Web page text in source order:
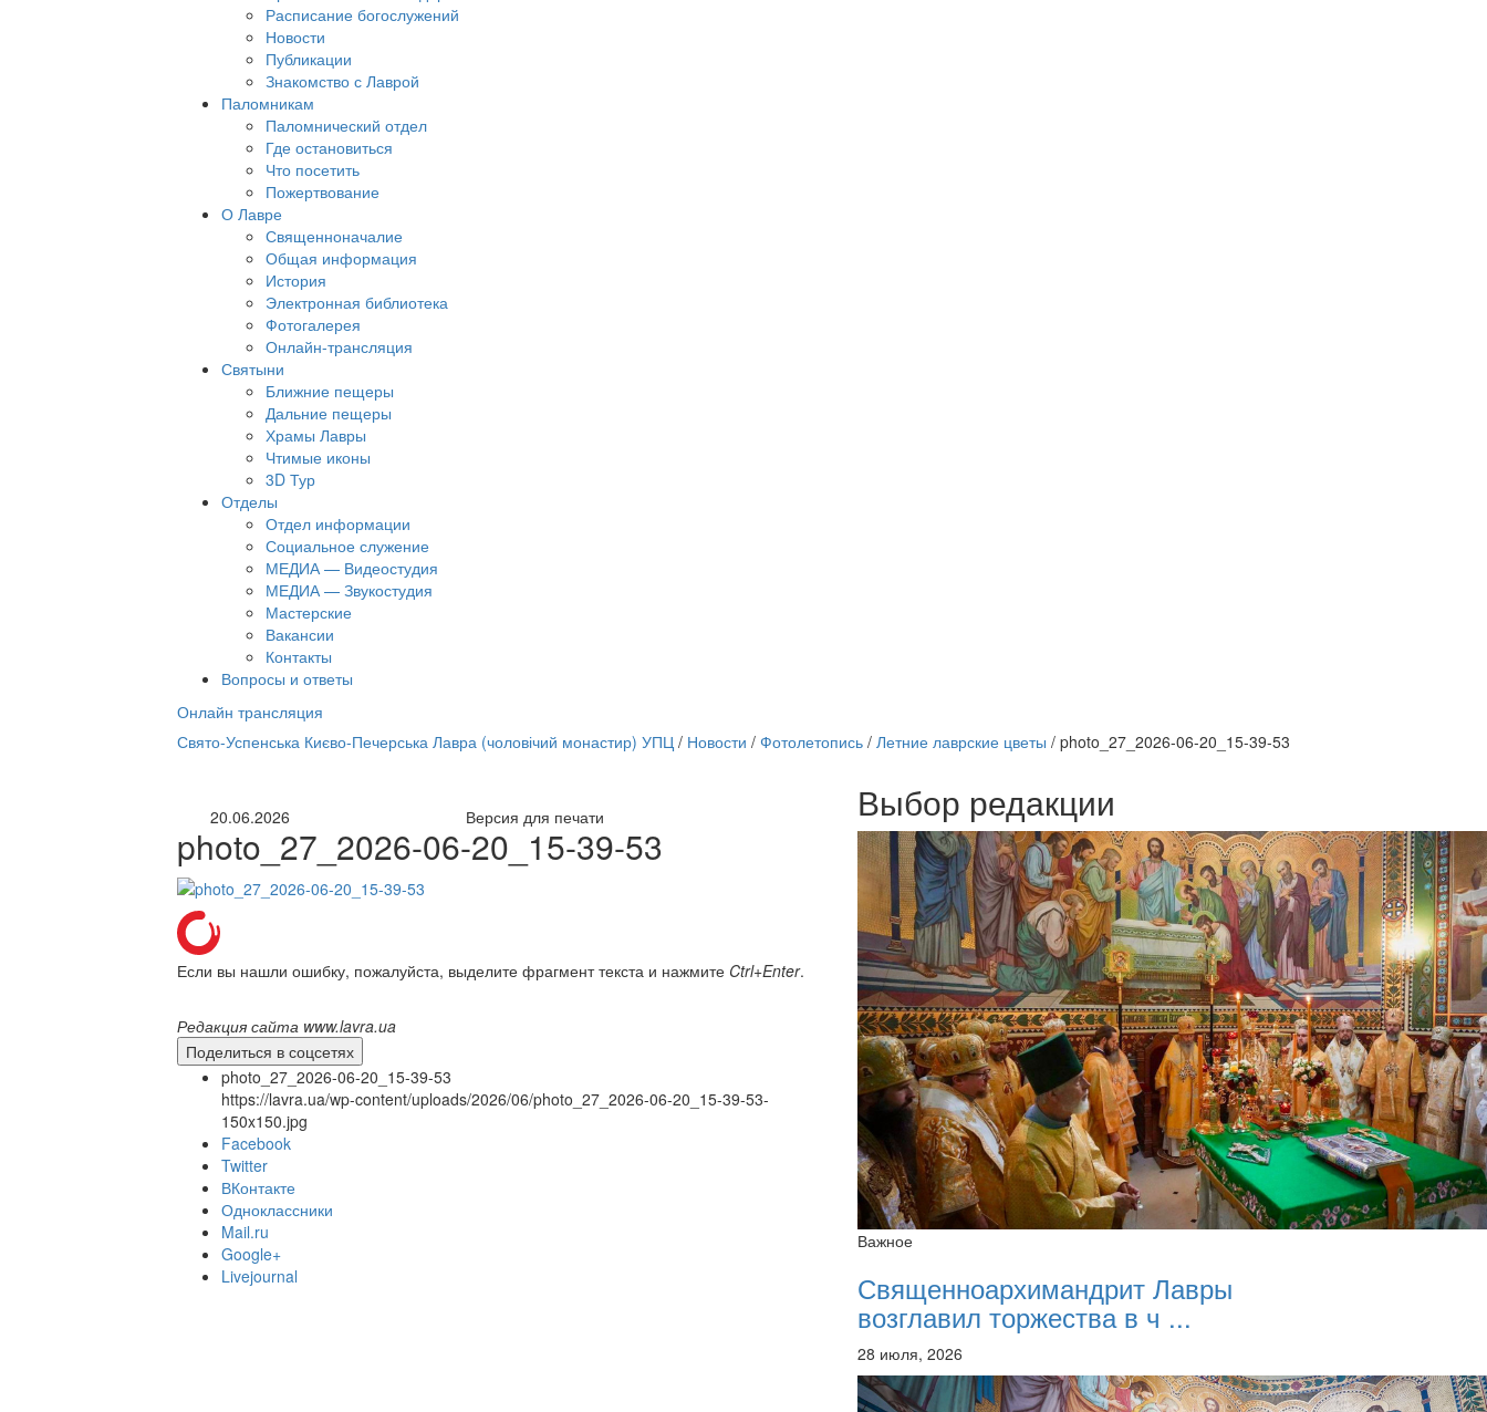
Расписание богослужений
Новости
Публикации
Знакомство с Лаврой
Паломникам
Паломнический отдел
Где остановиться
Что посетить
Пожертвование
О Лавре
Священноначалие
Общая информация
История
Электронная библиотека
Фотогалерея
Онлайн-трансляция
Святыни
Ближние пещеры
Дальние пещеры
Храмы Лавры
Чтимые иконы
3D Тур
Отделы
Отдел информации
Социальное служение
МЕДИА — Видеостудия
МЕДИА — Звукостудия
Мастерские
Вакансии
Контакты
Вопросы и ответы
Онлайн трансляция
12 сентября
Онлайн трансляции
Веб-камеры
12 сентября 2015Название трансляции
12 сентября 2015Название трансляции
12 сентября 2015Название трансляции
12 сентября 2015Название трансляции
12 сентября 2015 Название трансляции
12 сентября 2015Название трансляции
12 сентября 2015Название трансляции
12 сентября 2015Название трансляции
Перейти к архиву
Свято-Успенська Києво-Печерська Лавра (чоловічий монастир) УПЦ/ Новости / Фотолетопись/ Летние лаврские цветы / photo_27_2026-06-20_15-39-53
20.06.2026 Версия для печати
photo_27_2026-06-20_15-39-53
Если вы нашли ошибку, пожалуйста, выделите фрагмент текста и нажмите Ctrl+Enter.
Редакция сайта www.lavra.ua
Поделиться в соцсетях
photo_27_2026-06-20_15-39-53
https://lavra.ua/wp-content/uploads/2026/06/photo_27_2026-06-20_15-39-53-
150x150.jpg
Facebook
Twitter
ВКонтакте
Одноклассники
Mail.ru
Google+
Livejournal
Выбор редакции
Важное
Священноархимандрит Лавры
возглавил торжества в ч ...
28 июля, 2026